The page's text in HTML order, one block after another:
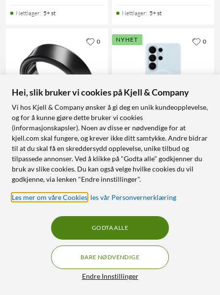
Nettlager: 5+ st Nettlager: 5+ st
Samsung
Galaxy Ring - Titanium
Black Størrelse 7
5 490,-
Finnes i 11 varianter
Overvåker helse, aktivitet og
søvn
Elegant og lett – robust og
7 dagers batteritid – lades i
5+ st
0 NYHET
Samsung
Silicone Magnet Case til
Galaxy S26 Ultra Sky Blue
699,-
Finnes i 2 varianter
Mykt silikon med grepsikker
Innebygde magneter for
trådløs lading
Heldekkende beskyttelse
med dekkede knapper
20+ st
0
Hei, slik bruker vi cookies på Kjell & Company
Vi hos Kjell & Company ønsker å gi deg en unik kundeopplevelse,
og for å kunne gjøre dette bruker vi cookies
(informasjonskapsler). Noen av disse er nødvendige for at
kjell.com skal fungere, og krever ikke ditt samtykke. Andre bidrar
til at du skal få en skreddersydd opplevelse, unike tilbud og
tilpassede annonser. Ved å klikke på "Godta alle" godkjenner du
bruk av slike cookies. Du kan også velge hvilke cookies du vil
godkjenne, via lenken "Endre innstillinger".
Les mer om våre Cookies les vår Personvernerklæring
Endre Innstillinger
BARE NØDVENDIGE
GODTA ALLE